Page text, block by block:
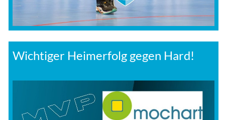
Wichtiger Heimerfolg gegen Hard!